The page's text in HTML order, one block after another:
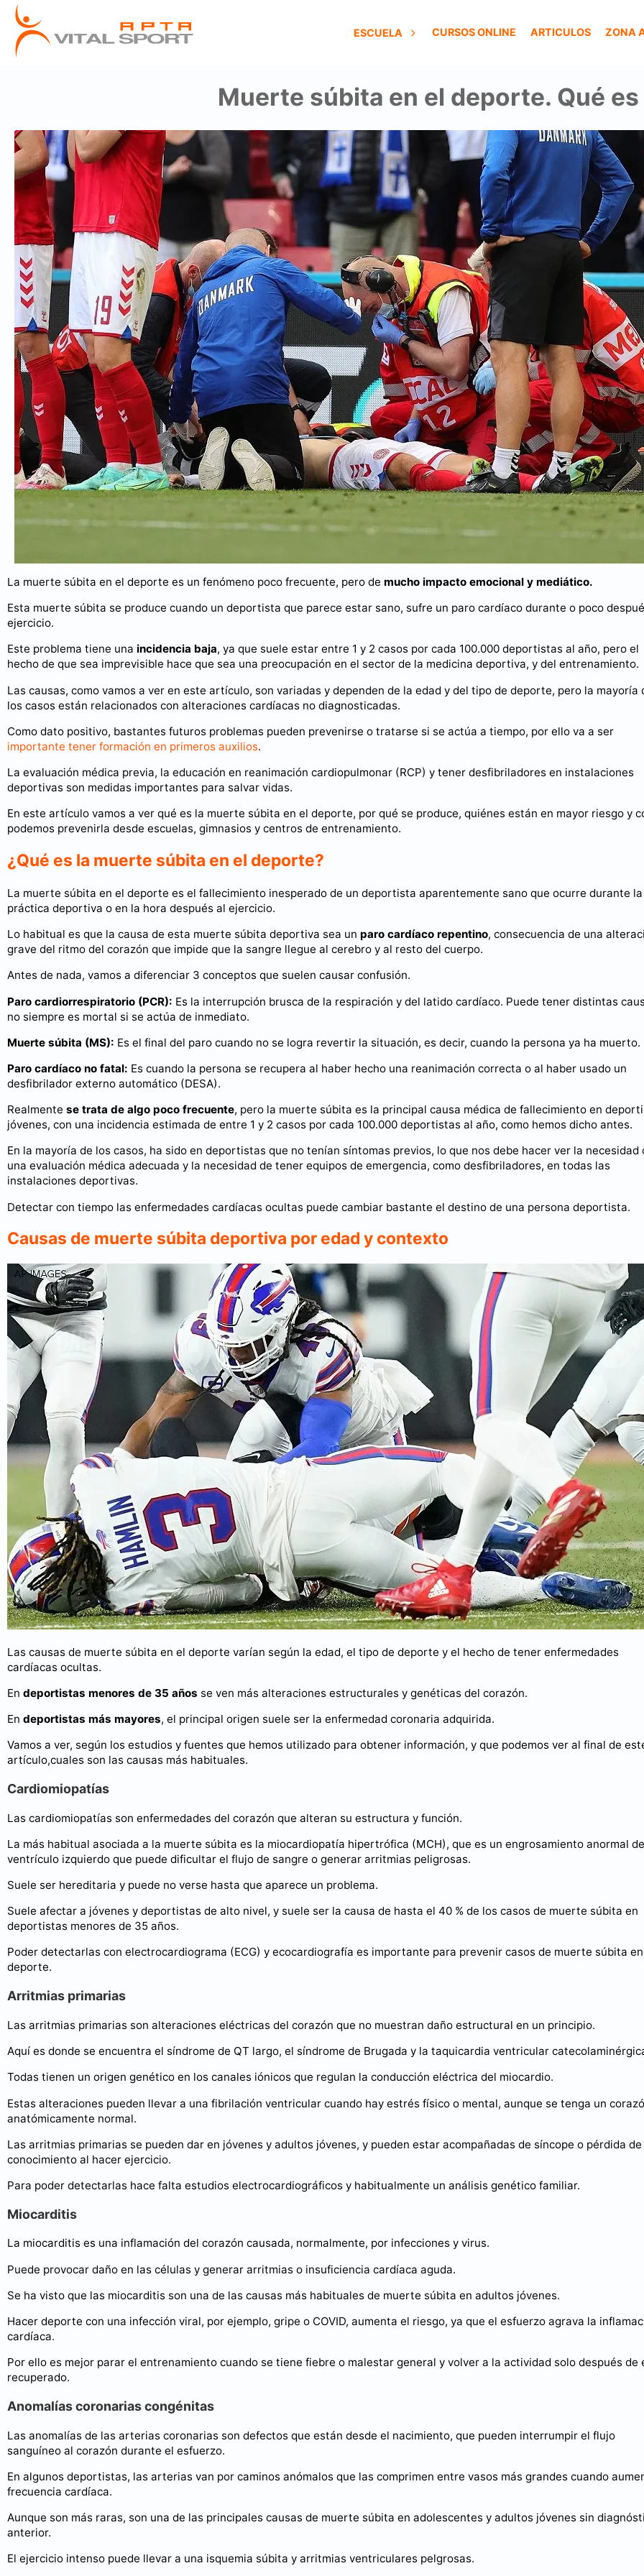
ESCUELA CURSOS ONLINE ARTICULOS ZONA
Muerte súbita en el deporte. Qué
La muerte súbita en el deporte es un fenómeno poco frecuente, pero de mucho impacto emocional y mediático.
Esta muerte súbita se produce cuando un deportista que parece estar sano, sufre un paro cardíaco durante o poco
ejercicio.
Este problema tiene una incidencia baja, ya que suele estar entre 1 y 2 casos por cada 100.000 deportistas al año, pero el
hecho de que sea imprevisible hace que sea una preocupación en el sector de la medicina deportiva, y del entrenamiento.
Las causas, como vamos a ver en este artículo, son variadas y dependen de la edad y del tipo de deporte, pero la mayoría
los casos están relacionados con alteraciones cardíacas no diagnosticadas.
Como dato positivo, bastantes futuros problemas pueden prevenirse o tratarse si se actúa a tiempo, por ello va a ser
importante tener formación en primeros auxilios.
La evaluación médica previa, la educación en reanimación cardiopulmonar (RCP) y tener desfibriladores en instalaciones
deportivas son medidas importantes para salvar vidas.
En este artículo vamos a ver qué es la muerte súbita en el deporte, por qué se produce, quiénes están en mayor riesgo y
podemos prevenirla desde escuelas, gimnasios y centros de entrenamiento.
¿Qué es la muerte súbita en el deporte?
La muerte súbita en el deporte es el fallecimiento inesperado de un deportista aparentemente sano que ocurre durante la
práctica deportiva o en la hora después al ejercicio.
Lo habitual es que la causa de esta muerte súbita deportiva sea un paro cardíaco repentino, consecuencia de una
grave del ritmo del corazón que impide que la sangre llegue al cerebro y al resto del cuerpo.
Antes de nada, vamos a diferenciar 3 conceptos que suelen causar confusión.
Paro cardiorrespiratorio (PCR): Es la interrupción brusca de la respiración y del latido cardíaco. Puede tener distintas
no siempre es mortal si se actúa de inmediato.
Muerte súbita (MS): Es el final del paro cuando no se logra revertir la situación, es decir, cuando la persona ya ha muerto.
Paro cardíaco no fatal: Es cuando la persona se recupera al haber hecho una reanimación correcta o al haber usado un
desfibrilador externo automático (DESA).
Realmente se trata de algo poco frecuente, pero la muerte súbita es la principal causa médica de fallecimiento en
jóvenes, con una incidencia estimada de entre 1 y 2 casos por cada 100.000 deportistas al año, como hemos dicho antes.
En la mayoría de los casos, ha sido en deportistas que no tenían síntomas previos, lo que nos debe hacer ver la necesidad
una evaluación médica adecuada y la necesidad de tener equipos de emergencia, como desfibriladores, en todas las
instalaciones deportivas.
Detectar con tiempo las enfermedades cardíacas ocultas puede cambiar bastante el destino de una persona deportista.
Causas de muerte súbita deportiva por edad y contexto
Las causas de muerte súbita en el deporte varían según la edad, el tipo de deporte y el hecho de tener enfermedades
cardíacas ocultas.
En deportistas menores de 35 años se ven más alteraciones estructurales y genéticas del corazón.
En deportistas más mayores, el principal origen suele ser la enfermedad coronaria adquirida.
Vamos a ver, según los estudios y fuentes que hemos utilizado para obtener información, y que podemos ver al final de
artículo,cuales son las causas más habituales.
Cardiomiopatías
Las cardiomiopatías son enfermedades del corazón que alteran su estructura y función.
La más habitual asociada a la muerte súbita es la miocardiopatía hipertrófica (MCH), que es un engrosamiento anormal
ventrículo izquierdo que puede dificultar el flujo de sangre o generar arritmias peligrosas.
Suele ser hereditaria y puede no verse hasta que aparece un problema.
Suele afectar a jóvenes y deportistas de alto nivel, y suele ser la causa de hasta el 40 % de los casos de muerte súbita en
deportistas menores de 35 años.
Poder detectarlas con electrocardiograma (ECG) y ecocardiografía es importante para prevenir casos de muerte súbita
deporte.
Arritmias primarias
Las arritmias primarias son alteraciones eléctricas del corazón que no muestran daño estructural en un principio.
Aquí es donde se encuentra el síndrome de QT largo, el síndrome de Brugada y la taquicardia ventricular
Todas tienen un origen genético en los canales iónicos que regulan la conducción eléctrica del miocardio.
Estas alteraciones pueden llevar a una fibrilación ventricular cuando hay estrés físico o mental, aunque se tenga un
anatómicamente normal.
Las arritmias primarias se pueden dar en jóvenes y adultos jóvenes, y pueden estar acompañadas de síncope o pérdida de
conocimiento al hacer ejercicio.
Para poder detectarlas hace falta estudios electrocardiográficos y habitualmente un análisis genético familiar.
Miocarditis
La miocarditis es una inflamación del corazón causada, normalmente, por infecciones y virus.
Puede provocar daño en las células y generar arritmias o insuficiencia cardíaca aguda.
Se ha visto que las miocarditis son una de las causas más habituales de muerte súbita en adultos jóvenes.
Hacer deporte con una infección viral, por ejemplo, gripe o COVID, aumenta el riesgo, ya que el esfuerzo agrava la
cardíaca.
Por ello es mejor parar el entrenamiento cuando se tiene fiebre o malestar general y volver a la actividad solo después de
recuperado.
Anomalías coronarias congénitas
Las anomalías de las arterias coronarias son defectos que están desde el nacimiento, que pueden interrumpir el flujo
sanguíneo al corazón durante el esfuerzo.
En algunos deportistas, las arterias van por caminos anómalos que las comprimen entre vasos más grandes cuando
frecuencia cardíaca.
Aunque son más raras, son una de las principales causas de muerte súbita en adolescentes y adultos jóvenes sin
anterior.
El ejercicio intenso puede llevar a una isquemia súbita y arritmias ventriculares pelgrosas.